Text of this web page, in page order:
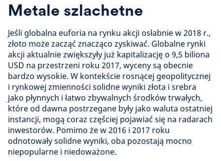
Metale szlachetne
Jeśli globalna euforia na rynku akcji osłabnie w 2018 r.,
złoto może zacząć znacząco zyskiwać. Globalne rynki
akcji aktualnie zwiększyły już kapitalizację o 9,5 biliona
USD na przestrzeni roku 2017, wyceny są obecnie
bardzo wysokie. W kontekście rosnącej geopolitycznej
i rynkowej zmienności solidne wyniki złota i srebra
jako płynnych i łatwo zbywalnych środków trwałych,
które od dawna postrzegane były jako waluta ostatniej
instancji, mogą coraz częściej pojawiać się na radarach
inwestorów. Pomimo że w 2016 i 2017 roku
odnotowały solidne wyniki, oba pozostają mocno
niepopularne i niedoważone.